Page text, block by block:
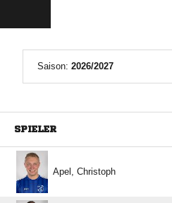
Saison: 2026/2027
SPIELER
 